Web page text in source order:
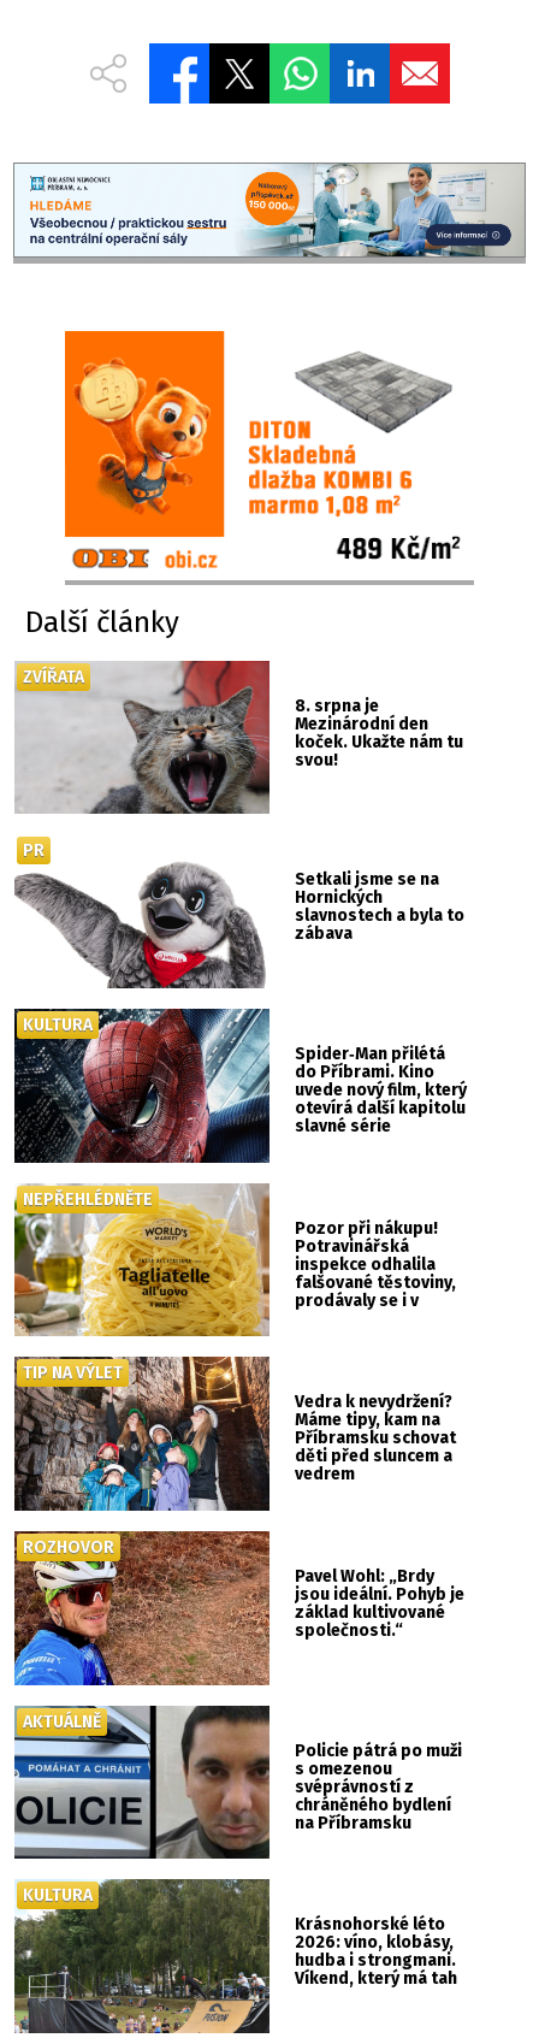
Další články
8. srpna je
Mezinárodní den
koček. Ukažte nám tu
svou!
ZVÍŘATA
Setkali jsme se na
Hornických
slavnostech a byla to
zábava
PR
Spider‑Man přilétá
do Příbrami. Kino
uvede nový film, který
otevírá další kapitolu
slavné série
KULTURA
Pozor při nákupu!
Potravinářská
inspekce odhalila
falšované těstoviny,
prodávaly se i v
NEPŘEHLÉDNĚTE
Vedra k nevydržení?
Máme tipy, kam na
Příbramsku schovat
děti před sluncem a
vedrem
TIP NA VÝLET
Pavel Wohl: „Brdy
jsou ideální. Pohyb je
základ kultivované
společnosti.“
ROZHOVOR
Policie pátrá po muži
s omezenou
svéprávností z
chráněného bydlení
na Příbramsku
AKTUÁLNĚ
Krásnohorské léto
2026: víno, klobásy,
hudba i strongmani.
Víkend, který má tah
KULTURA